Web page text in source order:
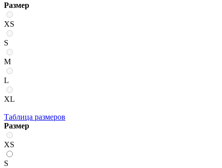
Размер
XS
S
M
L
XL
Таблица размеров
Размер
XS
S